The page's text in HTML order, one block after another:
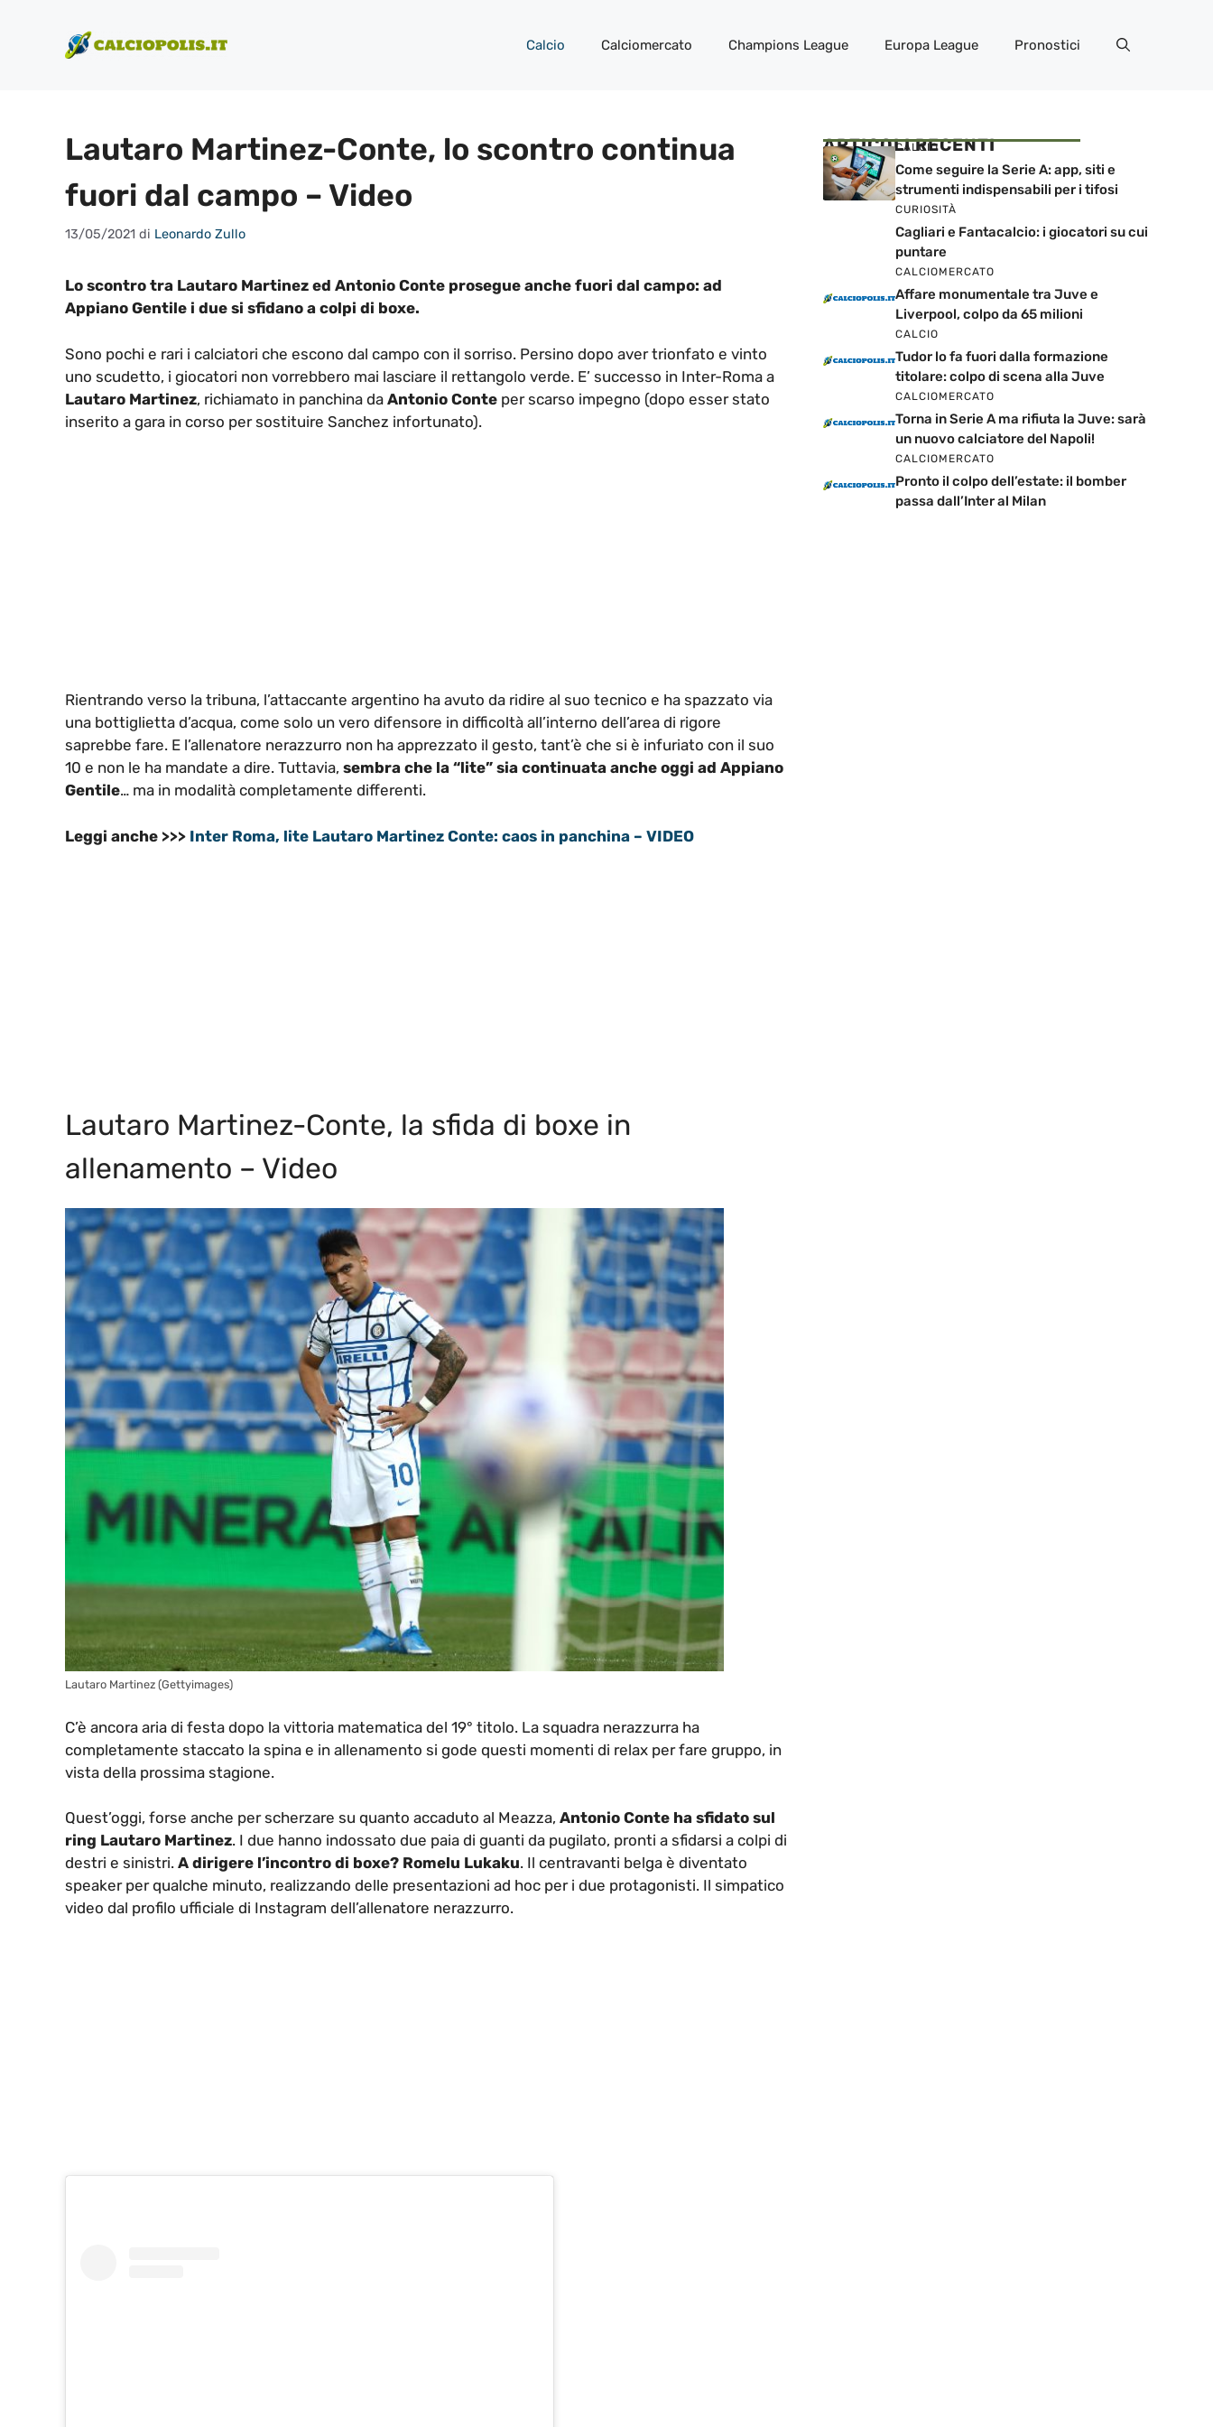
contenuto
Calcio Calciomercato Champions League Europa League Pronostici
Lautaro Martinez-Conte, lo scontro continua
fuori dal campo – Video
13/05/2021 di Leonardo Zullo
Lo scontro tra Lautaro Martinez ed Antonio Conte prosegue anche fuori dal campo: ad
Appiano Gentile i due si sfidano a colpi di boxe.
Sono pochi e rari i calciatori che escono dal campo con il sorriso. Persino dopo aver trionfato e vinto
uno scudetto, i giocatori non vorrebbero mai lasciare il rettangolo verde. E’ successo in Inter-Roma a
Lautaro Martinez, richiamato in panchina da Antonio Conte per scarso impegno (dopo esser stato
inserito a gara in corso per sostituire Sanchez infortunato).
Rientrando verso la tribuna, l’attaccante argentino ha avuto da ridire al suo tecnico e ha spazzato via
una bottiglietta d’acqua, come solo un vero difensore in difficoltà all’interno dell’area di rigore
saprebbe fare. E l’allenatore nerazzurro non ha apprezzato il gesto, tant’è che si è infuriato con il suo
10 e non le ha mandate a dire. Tuttavia, sembra che la “lite” sia continuata anche oggi ad Appiano
Gentile… ma in modalità completamente differenti.
Leggi anche >>> Inter Roma, lite Lautaro Martinez Conte: caos in panchina – VIDEO
Lautaro Martinez-Conte, la sfida di boxe in
allenamento – Video
Lautaro Martinez (Gettyimages)
C’è ancora aria di festa dopo la vittoria matematica del 19° titolo. La squadra nerazzurra ha
completamente staccato la spina e in allenamento si gode questi momenti di relax per fare gruppo, in
vista della prossima stagione.
Quest’oggi, forse anche per scherzare su quanto accaduto al Meazza, Antonio Conte ha sfidato sul
ring Lautaro Martinez. I due hanno indossato due paia di guanti da pugilato, pronti a sfidarsi a colpi di
destri e sinistri. A dirigere l’incontro di boxe? Romelu Lukaku. Il centravanti belga è diventato
speaker per qualche minuto, realizzando delle presentazioni ad hoc per i due protagonisti. Il simpatico
video dal profilo ufficiale di Instagram dell’allenatore nerazzurro.
ARTICOLI RECENTI
CALCIO
Come seguire la Serie A: app, siti e
strumenti indispensabili per i tifosi
CURIOSITÀ
Cagliari e Fantacalcio: i giocatori su cui
puntare
CALCIOMERCATO
Affare monumentale tra Juve e
Liverpool, colpo da 65 milioni
CALCIO
Tudor lo fa fuori dalla formazione
titolare: colpo di scena alla Juve
CALCIOMERCATO
Torna in Serie A ma rifiuta la Juve: sarà
un nuovo calciatore del Napoli!
CALCIOMERCATO
Pronto il colpo dell’estate: il bomber
passa dall’Inter al Milan